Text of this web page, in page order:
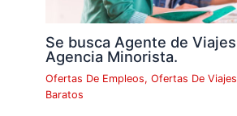
Se busca Agente de
Agencia Minorista.
Ofertas De Empleos,Ofertas De Viajes
Baratos